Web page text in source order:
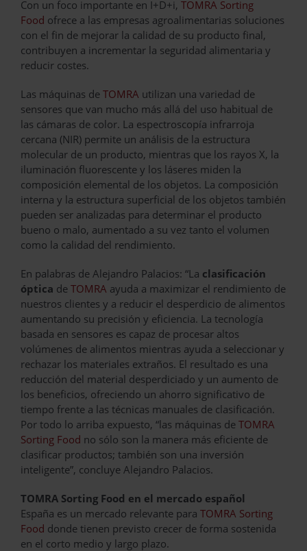
Con un foco importante en I+D+i, TOMRA Sorting
Food ofrece a las empresas agroalimentarias soluciones
con el fin de mejorar la calidad de su producto final,
contribuyen a incrementar la seguridad alimentaria y
reducir costes.
Las máquinas de TOMRA utilizan una variedad de
sensores que van mucho más allá del uso habitual de
las cámaras de color. La espectroscopía infrarroja
cercana (NIR) permite un análisis de la estructura
molecular de un producto, mientras que los rayos X, la
iluminación fluorescente y los láseres miden la
composición elemental de los objetos. La composición
interna y la estructura superficial de los objetos también
pueden ser analizadas para determinar el producto
bueno o malo, aumentado a su vez tanto el volumen
como la calidad del rendimiento.
En palabras de Alejandro Palacios: “La clasificación
óptica de TOMRA ayuda a maximizar el rendimiento de
nuestros clientes y a reducir el desperdicio de alimentos
aumentando su precisión y eficiencia. La tecnología
basada en sensores es capaz de procesar altos
volúmenes de alimentos mientras ayuda a seleccionar y
rechazar los materiales extraños. El resultado es una
reducción del material desperdiciado y un aumento de
los beneficios, ofreciendo un ahorro significativo de
tiempo frente a las técnicas manuales de clasificación.
Por todo lo arriba expuesto, “las máquinas de TOMRA
Sorting Food no sólo son la manera más eficiente de
clasificar productos; también son una inversión
inteligente”, concluye Alejandro Palacios.
TOMRA Sorting Food en el mercado español
España es un mercado relevante para TOMRA Sorting
Food donde tienen previsto crecer de forma sostenida
en el corto medio y largo plazo.